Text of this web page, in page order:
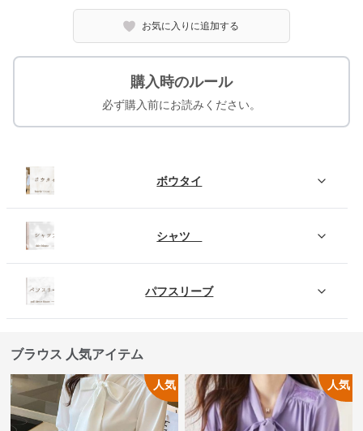
お気に入りに追加する
購入時のルール
必ず購入前にお読みください。
ボウタイ
シャツ
パフスリーブ
ブラウス 人気アイテム
人気 人気